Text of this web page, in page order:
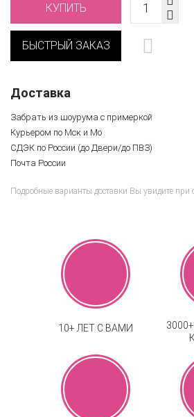
КУПИТЬ
БЫСТРЫЙ ЗАКАЗ
Доставка
Забрать из шоурума с примеркой
Курьером по Мск и Мо
СДЭК по России (до Двери/до ПВЗ)
Почта России
Подробные варианты доставки Вы увидите при
10+ ЛЕТ С ВАМИ